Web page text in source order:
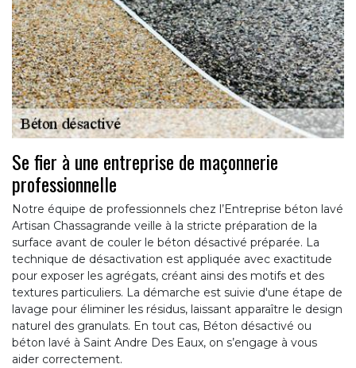
Se fier à une entreprise de maçonnerie
professionnelle
Notre équipe de professionnels chez l’Entreprise béton lavé
Artisan Chassagrande veille à la stricte préparation de la
surface avant de couler le béton désactivé préparée. La
technique de désactivation est appliquée avec exactitude
pour exposer les agrégats, créant ainsi des motifs et des
textures particuliers. La démarche est suivie d'une étape de
lavage pour éliminer les résidus, laissant apparaître le design
naturel des granulats. En tout cas, Béton désactivé ou
béton lavé à Saint Andre Des Eaux, on s’engage à vous
aider correctement.